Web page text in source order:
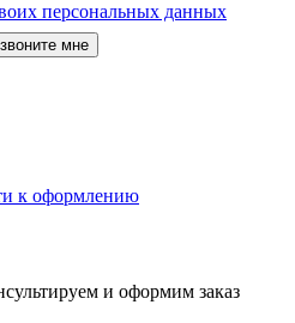
персональных данных
мне
к оформлению
и оформим заказ